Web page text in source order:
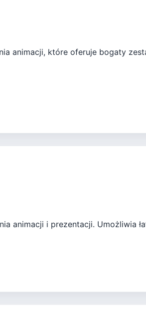
animacji, które oferuje bogaty
animacji i prezentacji. Umożliwia